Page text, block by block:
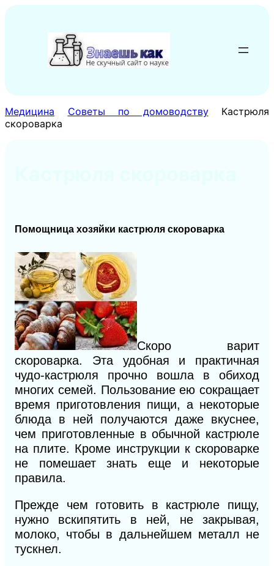
содержимому
Медицина Советы по домоводству
Кастрюля
скороварка
Помощница хозяйки кастрюля скороварка
Скоро варит
скороварка. Эта удобная и практичная
чудо-кастрюля прочно вошла в обиход
многих семей. Пользование ею сокращает
время приготовления пищи, а некоторые
блюда в ней получаются даже вкуснее,
чем приготовленные в обычной кастрюле
на плите. Кроме инструкции к скороварке
не помешает знать еще и некоторые
правила.
Прежде чем готовить в кастрюле пищу,
нужно вскипятить в ней, не закрывая,
молоко, чтобы в дальнейшем металл не
тускнел.